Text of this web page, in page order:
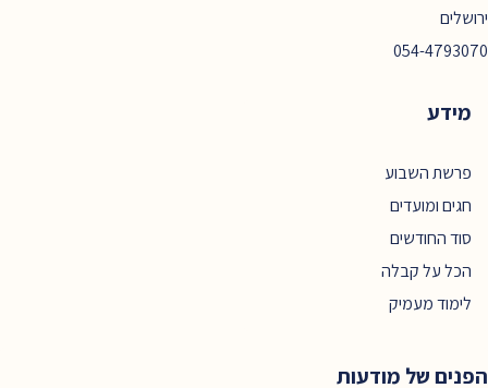
ירושלים
054-4793070
מידע
פרשת השבוע
חגים ומועדים
סוד החודשים
הכל על קבלה
לימוד מעמיק
הפנים של מודעות